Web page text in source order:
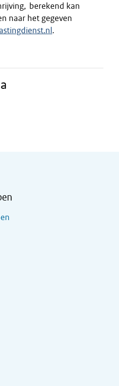
berekend kan
naar het gegeven
.